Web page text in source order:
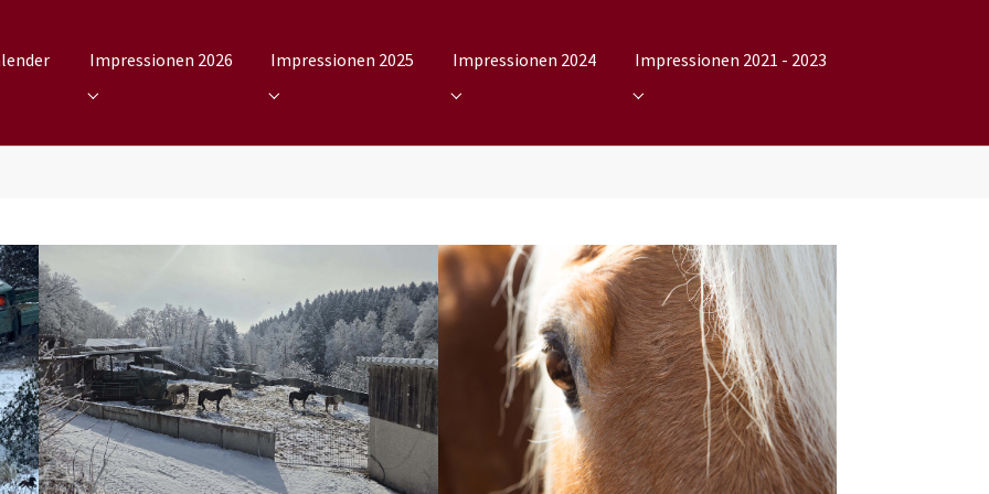
for "Kalender"
Impressionen 2026
Submenu for "Impressionen 2026"
Impressionen 2025
Submenu for "Impressionen 2025"
Impressionen 2024
Submenu for "Impressionen 2024"
Impressionen 2021 - 2023
Submenu for "Impressionen 2021 - 2023"
Show larger version Show larger version